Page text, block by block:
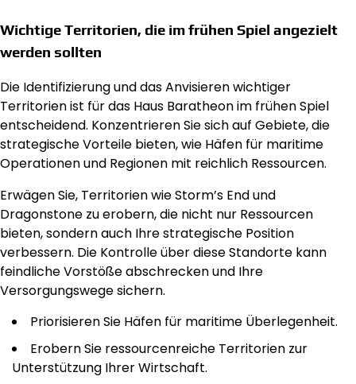
Wichtige Territorien, die im frühen Spiel angezielt
werden sollten
Die Identifizierung und das Anvisieren wichtiger
Territorien ist für das Haus Baratheon im frühen Spiel
entscheidend. Konzentrieren Sie sich auf Gebiete, die
strategische Vorteile bieten, wie Häfen für maritime
Operationen und Regionen mit reichlich Ressourcen.
Erwägen Sie, Territorien wie Storm’s End und
Dragonstone zu erobern, die nicht nur Ressourcen
bieten, sondern auch Ihre strategische Position
verbessern. Die Kontrolle über diese Standorte kann
feindliche Vorstöße abschrecken und Ihre
Versorgungswege sichern.
Priorisieren Sie Häfen für maritime Überlegenheit.
Erobern Sie ressourcenreiche Territorien zur
Unterstützung Ihrer Wirtschaft.